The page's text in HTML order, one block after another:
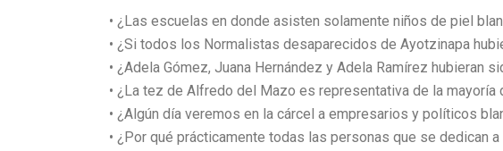
• ¿Las escuelas en donde asisten solamente niños de piel
• ¿Si todos los Normalistas desaparecidos de Ayotzinapa
• ¿Adela Gómez, Juana Hernández y Adela Ramírez hubieran
• ¿La tez de Alfredo del Mazo es representativa de la
• ¿Algún día veremos en la cárcel a empresarios y políticos
• ¿Por qué prácticamente todas las personas que se dedican